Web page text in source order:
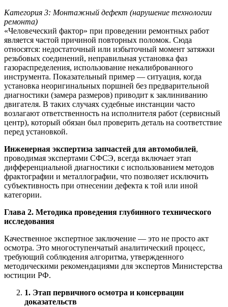
Категория 3: Монтажный дефект (нарушение технологии
ремонта)
«Человеческий фактор» при проведении ремонтных работ
является частой причиной повторных поломок. Сюда
относятся: недостаточный или избыточный момент затяжки
резьбовых соединений, неправильная установка фаз
газораспределения, использование некалиброванного
инструмента. Показательный пример — ситуация, когда
установка неоригинальных поршней без предварительной
диагностики (замера размеров) приводит к заклиниванию
двигателя. В таких случаях судебные инстанции часто
возлагают ответственность на исполнителя работ (сервисный
центр), который обязан был проверить деталь на соответствие
перед установкой.
Инженерная экспертиза запчастей для автомобилей,
проводимая экспертами СФСЭ, всегда включает этап
дифференциальной диагностики с использованием методов
фрактографии и металлографии, что позволяет исключить
субъективность при отнесении дефекта к той или иной
категории.
Глава 2. Методика проведения глубинного технического
исследования
Качественное экспертное заключение — это не просто акт
осмотра. Это многоступенчатый аналитический процесс,
требующий соблюдения алгоритма, утвержденного
методическими рекомендациями для экспертов Министерства
юстиции РФ.
1. Этап первичного осмотра и консервации
доказательств